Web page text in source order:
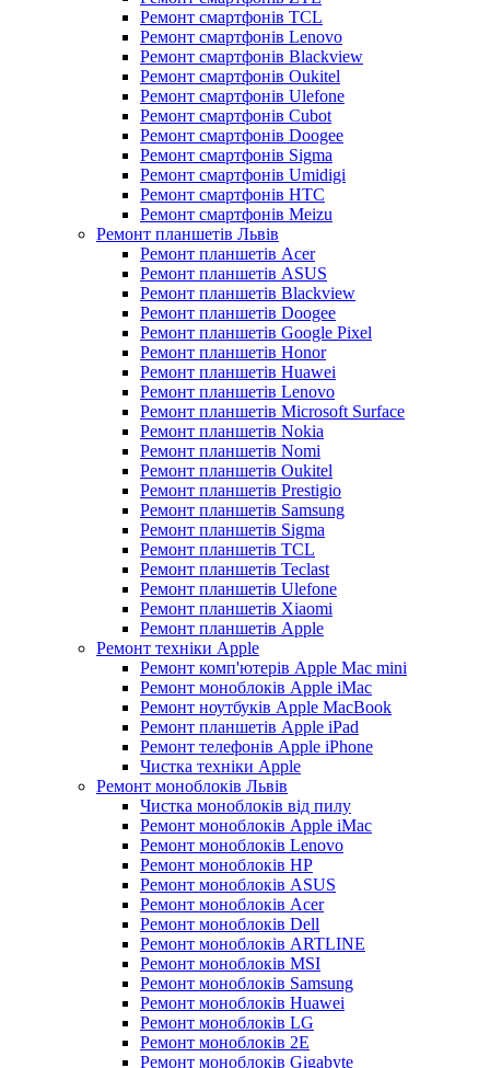
Ремонт смартфонів TCL
Ремонт смартфонів Lenovo
Ремонт смартфонів Blackview
Ремонт смартфонів Oukitel
Ремонт смартфонів Ulefone
Ремонт смартфонів Cubot
Ремонт смартфонів Doogee
Ремонт смартфонів Sigma
Ремонт смартфонів Umidigi
Ремонт смартфонів HTC
Ремонт смартфонів Meizu
Ремонт планшетів Львів
Ремонт планшетів Acer
Ремонт планшетів ASUS
Ремонт планшетів Blackview
Ремонт планшетів Doogee
Ремонт планшетів Google Pixel
Ремонт планшетів Honor
Ремонт планшетів Huawei
Ремонт планшетів Lenovo
Ремонт планшетів Microsoft Surface
Ремонт планшетів Nokia
Ремонт планшетів Nomi
Ремонт планшетів Oukitel
Ремонт планшетів Prestigio
Ремонт планшетів Samsung
Ремонт планшетів Sigma
Ремонт планшетів TCL
Ремонт планшетів Teclast
Ремонт планшетів Ulefone
Ремонт планшетів Xiaomi
Ремонт планшетів Apple
Ремонт техніки Apple
Ремонт комп'ютерів Apple Mac mini
Ремонт моноблоків Apple iMac
Ремонт ноутбуків Apple MacBook
Ремонт планшетів Apple iPad
Ремонт телефонів Apple iPhone
Чистка техніки Apple
Ремонт моноблоків Львів
Чистка моноблоків від пилу
Ремонт моноблоків Apple iMac
Ремонт моноблоків Lenovo
Ремонт моноблоків HP
Ремонт моноблоків ASUS
Ремонт моноблоків Acer
Ремонт моноблоків Dell
Ремонт моноблоків ARTLINE
Ремонт моноблоків MSI
Ремонт моноблоків Samsung
Ремонт моноблоків Huawei
Ремонт моноблоків LG
Ремонт моноблоків 2E
Ремонт моноблоків Gigabyte